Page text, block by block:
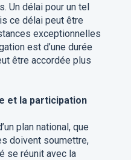
Un délai pour un tel
ce délai peut être
exceptionnelles
est d’une durée
être accordée plus
et la participation
plan national, que
doivent soumettre,
se réunit avec la